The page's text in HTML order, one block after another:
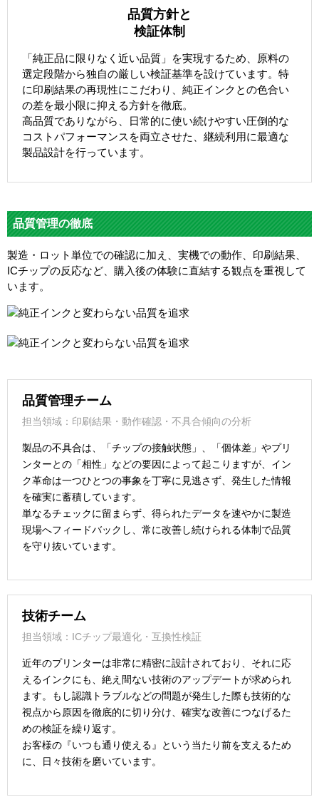
品質方針と
検証体制
「純正品に限りなく近い品質」を実現するため、原料の
選定段階から独自の厳しい検証基準を設けています。特
に印刷結果の再現性にこだわり、純正インクとの色合い
の差を最小限に抑える方針を徹底。
高品質でありながら、日常的に使い続けやすい圧倒的な
コストパフォーマンスを両立させた、継続利用に最適な
製品設計を行っています。
品質管理の徹底
製造・ロット単位での確認に加え、実機での動作、印刷結果、
ICチップの反応など、購入後の体験に直結する観点を重視して
います。
品質管理チーム
担当領域：印刷結果・動作確認・不具合傾向の分析
製品の不具合は、「チップの接触状態」、「個体差」やプリ
ンターとの「相性」などの要因によって起こりますが、イン
ク革命は一つひとつの事象を丁寧に見逃さず、発生した情報
を確実に蓄積しています。
単なるチェックに留まらず、得られたデータを速やかに製造
現場へフィードバックし、常に改善し続けられる体制で品質
を守り抜いています。
技術チーム
担当領域：ICチップ最適化・互換性検証
近年のプリンターは非常に精密に設計されており、それに応
えるインクにも、絶え間ない技術のアップデートが求められ
ます。もし認識トラブルなどの問題が発生した際も技術的な
視点から原因を徹底的に切り分け、確実な改善につなげるた
めの検証を繰り返す。
お客様の『いつも通り使える』という当たり前を支えるため
に、日々技術を磨いています。